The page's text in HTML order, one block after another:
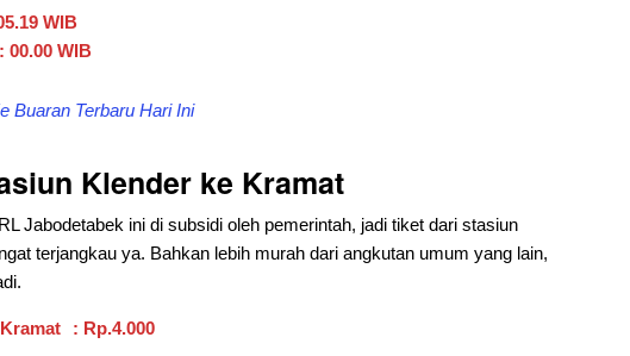
WIB
00.00 WIB
Buaran Terbaru Hari Ini
Klender ke Kramat
Jabodetabek ini di subsidi oleh pemerintah, jadi tiket dari stasiun
terjangkau ya. Bahkan lebih murah dari angkutan umum yang lain,
: Rp.4.000